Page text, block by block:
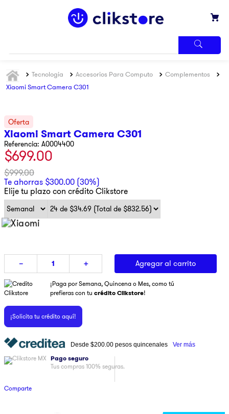
Tecnologia Accesorios Para Computo
Complementos
Xiaomi Smart Camera C301
Xiaomi Smart Camera C301
Referencia: A0004400
$699.00
$999.00
Te ahorras $300.00 (30%)
Elije tu plazo con crédito Clikstore
＋
－ Agregar al carrito
¡Paga por Semana, Quincena o Mes, como tú
prefieras con tu crédito Clikstore!
¡Solicita tu crédito aquí!
Desde $200.00 pesos quincenales Ver más
Pago seguro
Tus compras 100% seguras.
Comparte
MÁS
BUSCADOS
3.
samsung
4.
pantalla
5.
6.
winia
7.
xbox
8.
lavadora
pulsar